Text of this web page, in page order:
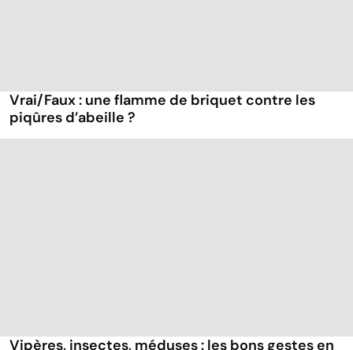
Vrai/Faux : une flamme de briquet contre les
piqûres d’abeille ?
Vipères, insectes, méduses : les bons gestes en